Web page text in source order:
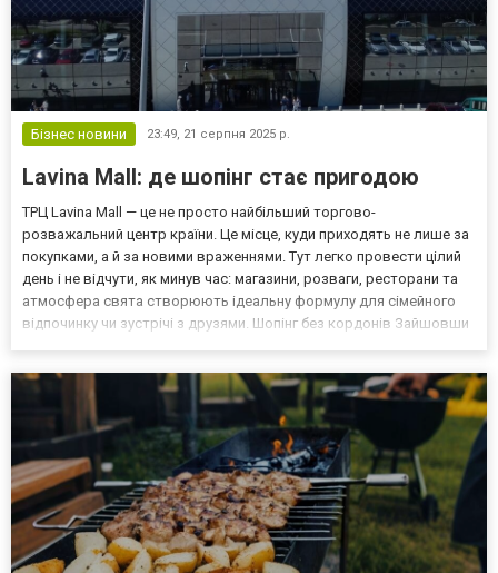
Бізнес новини 23:49, 21 серпня 2025 р.
Lavina Mall: де шопінг стає пригодою
ТРЦ Lavina Mall — це не просто найбільший торгово-
розважальний центр країни. Це місце, куди приходять не лише за
покупками, а й за новими враженнями. Тут легко провести цілий
день і не відчути, як минув час: магазини, розваги, ресторани та
атмосфера свята створюють ідеальну формулу для сімейного
відпочинку чи зустрічі з друзями. Шопінг без кордонів Зайшовши